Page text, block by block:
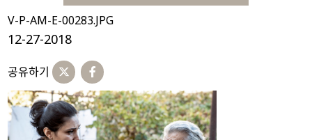
V-P-AM-E-00283.JPG
12-27-2018
공유하기